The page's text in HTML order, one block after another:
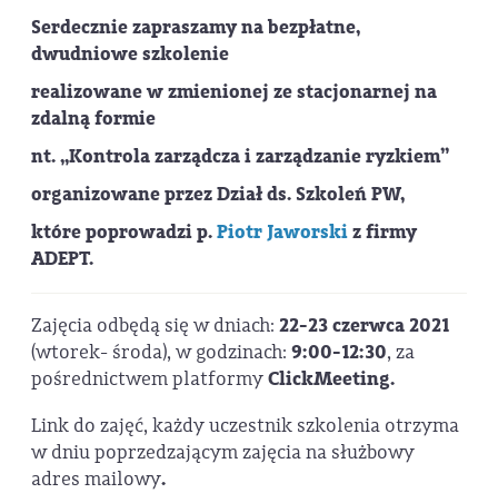
Serdecznie zapraszamy na bezpłatne,
dwudniowe szkolenie
realizowane w zmienionej ze stacjonarnej na
zdalną formie
nt. „Kontrola zarządcza i zarządzanie ryzkiem”
organizowane przez Dział ds. Szkoleń PW,
które poprowadzi p.Piotr Jaworskiz firmy
ADEPT.
Zajęcia odbędą się w dniach: 22-23 czerwca 2021
(wtorek- środa), w godzinach: 9:00-12:30, za
pośrednictwem platformyClickMeeting.
Link do zajęć, każdy uczestnik szkolenia otrzyma
w dniu poprzedzającym zajęcia na służbowy
adres mailowy.